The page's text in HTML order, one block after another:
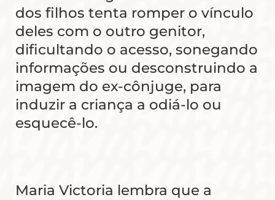
dos filhos tenta romper o vínculo
deles com o outro genitor,
dificultando o acesso, sonegando
informações ou desconstruindo a
imagem do ex-cônjuge, para
induzir a criança a odiá-lo ou
esquecê-lo.
Maria Victoria lembra que a